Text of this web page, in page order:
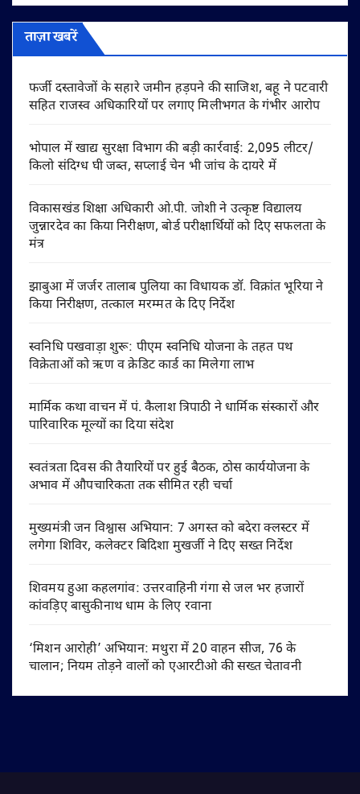
ताज़ा खबरें
फर्जी दस्तावेजों के सहारे जमीन हड़पने की साजिश, बहू ने पटवारी
सहित राजस्व अधिकारियों पर लगाए मिलीभगत के गंभीर आरोप
भोपाल में खाद्य सुरक्षा विभाग की बड़ी कार्रवाई: 2,095 लीटर/
किलो संदिग्ध घी जब्त, सप्लाई चेन भी जांच के दायरे में
विकासखंड शिक्षा अधिकारी ओ.पी. जोशी ने उत्कृष्ट विद्यालय
जुन्नारदेव का किया निरीक्षण, बोर्ड परीक्षार्थियों को दिए सफलता के
मंत्र
झाबुआ में जर्जर तालाब पुलिया का विधायक डॉ. विक्रांत भूरिया ने
किया निरीक्षण, तत्काल मरम्मत के दिए निर्देश
स्वनिधि पखवाड़ा शुरू: पीएम स्वनिधि योजना के तहत पथ
विक्रेताओं को ऋण व क्रेडिट कार्ड का मिलेगा लाभ
मार्मिक कथा वाचन में पं. कैलाश त्रिपाठी ने धार्मिक संस्कारों और
पारिवारिक मूल्यों का दिया संदेश
स्वतंत्रता दिवस की तैयारियों पर हुई बैठक, ठोस कार्ययोजना के
अभाव में औपचारिकता तक सीमित रही चर्चा
मुख्यमंत्री जन विश्वास अभियान: 7 अगस्त को बदेरा क्लस्टर में
लगेगा शिविर, कलेक्टर बिदिशा मुखर्जी ने दिए सख्त निर्देश
शिवमय हुआ कहलगांव: उत्तरवाहिनी गंगा से जल भर हजारों
कांवड़िए बासुकीनाथ धाम के लिए रवाना
‘मिशन आरोही’ अभियान: मथुरा में 20 वाहन सीज, 76 के
चालान; नियम तोड़ने वालों को एआरटीओ की सख्त चेतावनी